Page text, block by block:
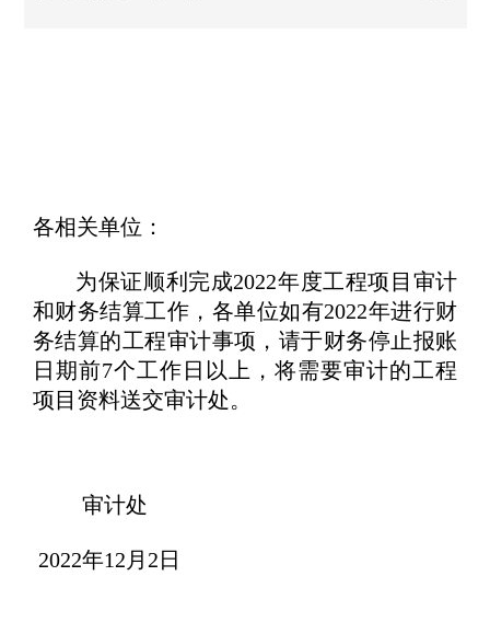
各相关单位：
为保证顺利完成2022年度工程项目审计
和财务结算工作，各单位如有2022年进行财
务结算的工程审计事项，请于财务停止报账
日期前7个工作日以上，将需要审计的工程
项目资料送交审计处。
审计处
2022年12月2日